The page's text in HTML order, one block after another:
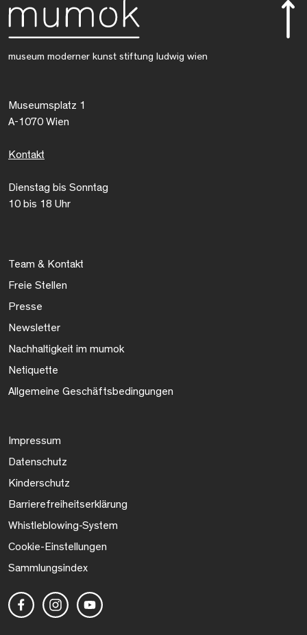
museum moderner kunst stiftung ludwig wien
Museumsplatz 1
A-1070 Wien
Kontakt
Dienstag bis Sonntag
10 bis 18 Uhr
Team & Kontakt
Freie Stellen
Presse
Newsletter
Nachhaltigkeit im mumok
Netiquette
Allgemeine Geschäftsbedingungen
Impressum
Datenschutz
Kinderschutz
Barrierefreiheitserklärung
Whistleblowing-System
Cookie-Einstellungen
Sammlungsindex